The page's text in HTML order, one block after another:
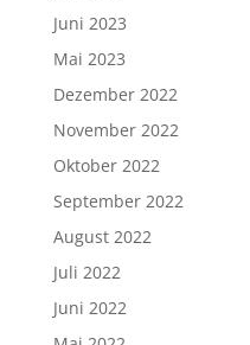
Juni 2023
Mai 2023
Dezember 2022
November 2022
Oktober 2022
September 2022
August 2022
Juli 2022
Juni 2022